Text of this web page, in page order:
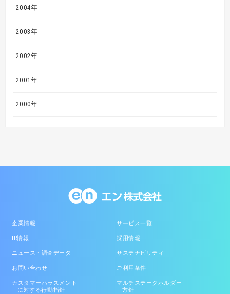
2004年
2003年
2002年
2001年
2000年
企業情報 サービス一覧
IR情報 採用情報
ニュース・調査データ サステナビリティ
お問い合わせ ご利用条件
カスタマーハラスメント
に対する行動指針
マルチステークホルダー
方針